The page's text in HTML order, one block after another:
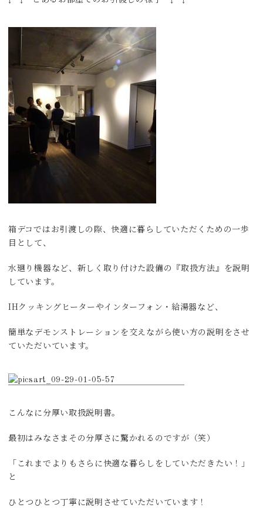
箱デコではお引渡しの際、快適に暮らしていただくための一歩
目として、
水廻り機器など、新しく取り付けた設備の『取扱方法』を説明
しています。
IHクッキングヒーターやインターフォン・給湯器など、
簡単なデモンストレーションを交えながら使い方の説明をさせ
ていただいています。
こんなに分厚い取扱説明書。
最初はみなさまその分厚さに驚かれるのですが（笑）
「これまでよりもさらに快適な暮らしをしていただきたい！」
と
ひとつひとつ丁寧に説明させていただいています！